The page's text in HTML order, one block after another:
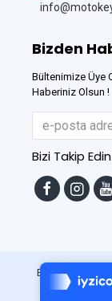
Bizden
Bültenimize Üye
Haberiniz Olsun !
Bizi Takip
Bu Site